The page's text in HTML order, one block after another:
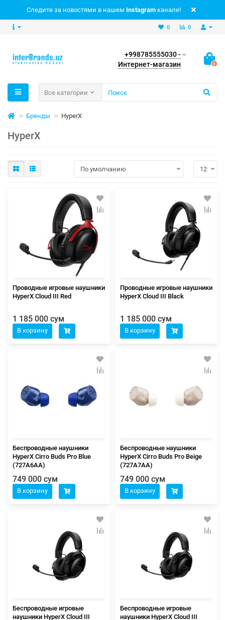
Следите за новостями в нашем Instagram канале!
0
0
+998785555030 -
Интернет-магазин
0
Все категории
Бренды HyperX
HyperX
Проводные игровые наушники
HyperX Cloud III Red
1 185 000 сум
В корзину
Проводные игровые наушники
HyperX Cloud III Black
1 185 000 сум
В корзину
Беспроводные наушники
HyperX Cirro Buds Pro Blue
(727A6AA)
749 000 сум
В корзину
Беспроводные наушники
HyperX Cirro Buds Pro Beige
(727A7AA)
749 000 сум
В корзину
Беспроводные игровые
наушники HyperX Cloud III
Беспроводные игровые
наушники HyperX Cloud III